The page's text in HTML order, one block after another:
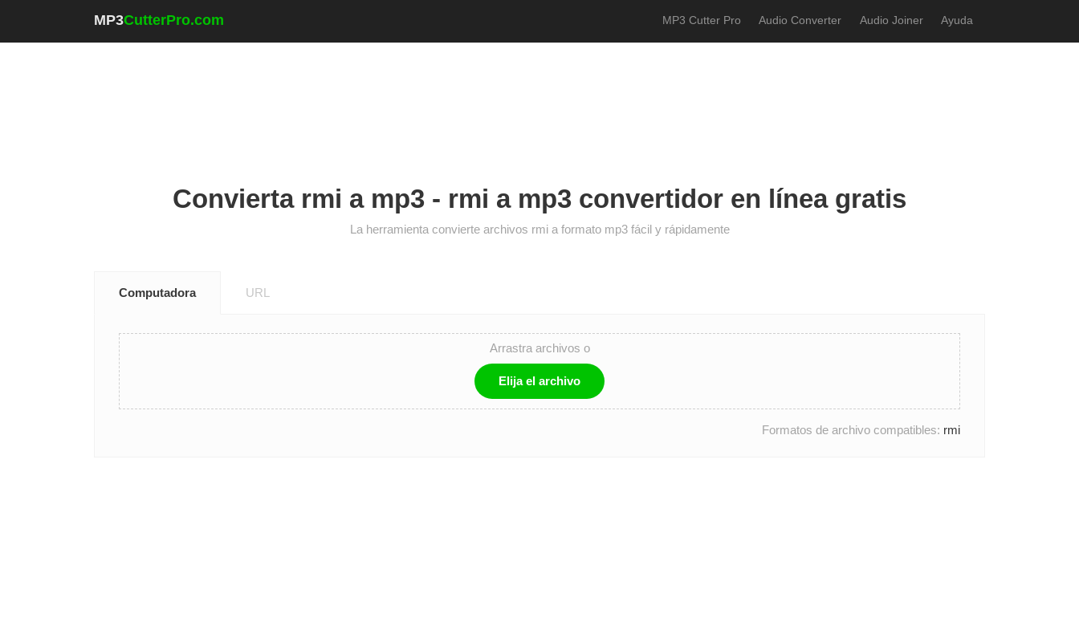
MP3CutterPro.com MP3 Cutter Pro Audio Converter Audio Joiner Ayuda
Convierta rmi a mp3 - rmi a mp3 convertidor en línea gratis
La herramienta convierte archivos rmi a formato mp3 fácil y rápidamente
Computadora URL
Arrastra archivos o
Elija el archivo
Formatos de archivo compatibles: rmi